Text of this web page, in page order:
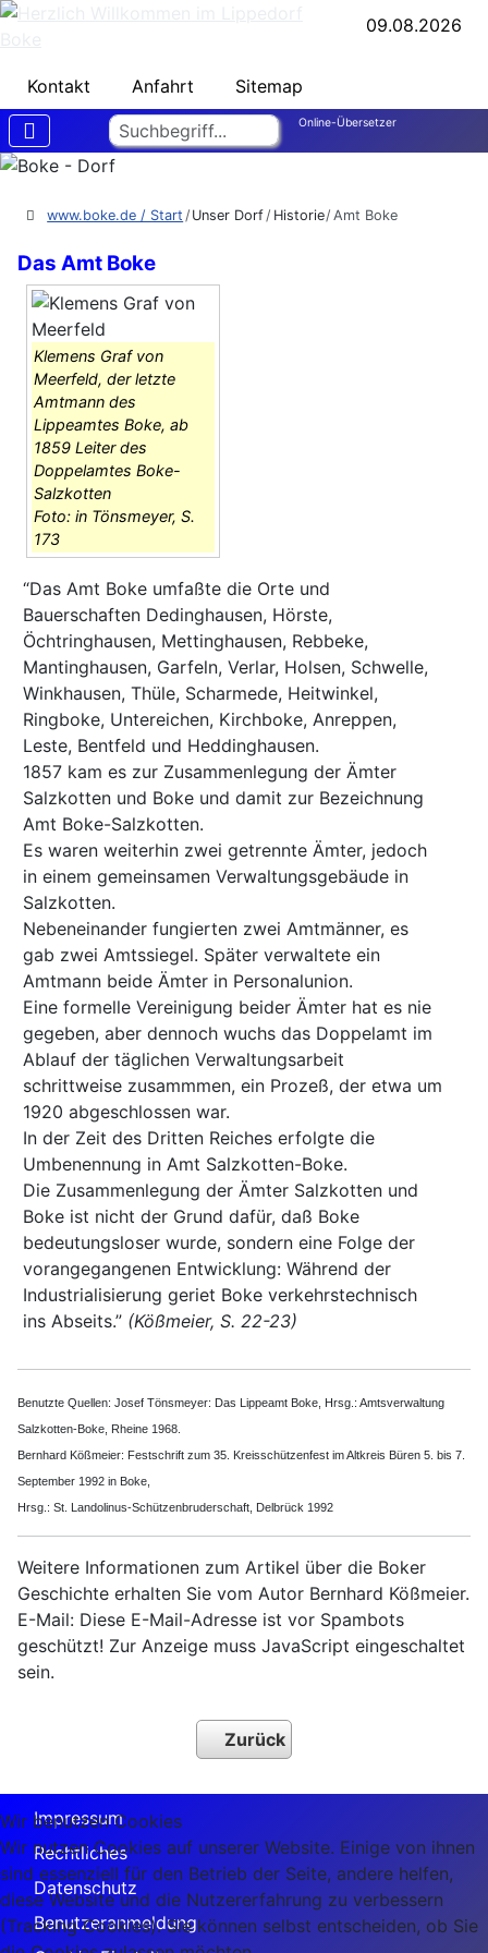
Suchen Online-Übersetzer
Kontakt Anfahrt Sitemap
09.08.2026
www.boke.de / Start Unser Dorf Historie Amt Boke
Das Amt Boke
Klemens Graf von
Meerfeld, der letzte
Amtmann des
Lippeamtes Boke, ab
1859 Leiter des
Doppelamtes Boke-
Salzkotten
Foto: in Tönsmeyer, S.
173
“Das Amt Boke umfaßte die Orte und
Bauerschaften Dedinghausen, Hörste,
Öchtringhausen, Mettinghausen, Rebbeke,
Mantinghausen, Garfeln, Verlar, Holsen, Schwelle,
Winkhausen, Thüle, Scharmede, Heitwinkel,
Ringboke, Untereichen, Kirchboke, Anreppen,
Leste, Bentfeld und Heddinghausen.
1857 kam es zur Zusammenlegung der Ämter
Salzkotten und Boke und damit zur Bezeichnung
Amt Boke-Salzkotten.
Es waren weiterhin zwei getrennte Ämter, jedoch
in einem gemeinsamen Verwaltungsgebäude in
Salzkotten.
Nebeneinander fungierten zwei Amtmänner, es
gab zwei Amtssiegel. Später verwaltete ein
Amtmann beide Ämter in Personalunion.
Eine formelle Vereinigung beider Ämter hat es nie
gegeben, aber dennoch wuchs das Doppelamt im
Ablauf der täglichen Verwaltungsarbeit
schrittweise zusammmen, ein Prozeß, der etwa um
1920 abgeschlossen war.
In der Zeit des Dritten Reiches erfolgte die
Umbenennung in Amt Salzkotten-Boke.
Die Zusammenlegung der Ämter Salzkotten und
Boke ist nicht der Grund dafür, daß Boke
bedeutungsloser wurde, sondern eine Folge der
vorangegangenen Entwicklung: Während der
Industrialisierung geriet Boke verkehrstechnisch
ins Abseits.” (Kößmeier, S. 22-23)
Benutzte Quellen: Josef Tönsmeyer: Das Lippeamt Boke, Hrsg.: Amtsverwaltung
Salzkotten-Boke, Rheine 1968.
Bernhard Kößmeier: Festschrift zum 35. Kreisschützenfest im Altkreis Büren 5. bis 7.
September 1992 in Boke,
Hrsg.: St. Landolinus-Schützenbruderschaft, Delbrück 1992
Weitere Informationen zum Artikel über die Boker
Geschichte erhalten Sie vom Autor Bernhard Kößmeier.
E-Mail: Diese E-Mail-Adresse ist vor Spambots
geschützt! Zur Anzeige muss JavaScript eingeschaltet
sein.
Zurück
Impressum
Rechtliches
Datenschutz
Benutzeranmeldung
Wir benutzen Cookies
Wir nutzen Cookies auf unserer Website. Einige von ihnen
sind essenziell für den Betrieb der Seite, andere helfen,
diese Website und die Nutzererfahrung zu verbessern
(Tracking Cookies). Sie können selbst entscheiden, ob Sie